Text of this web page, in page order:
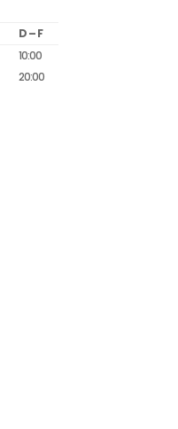
D – F
10:00
20:00